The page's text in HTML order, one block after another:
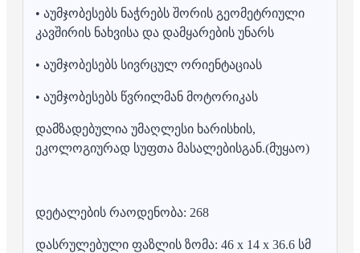
• აუმჯობესებს ნაჭრებს შორის გეომეტრიული
კავშირის ნახვისა და დამყარების უნარს
• აუმჯობესებს სივრცულ ორიენტაციას
• აუმჯობესებს წვრილმან მოტორიკას
დამზადებულია უმაღლესი ხარისხის,
ეკოლოგიურად სუფთა მასალებისგან.(მუყაო)
დეტალების რაოდენობა: 268
დასრულებული ფაზლის ზომა: 46 x 14 x 36.6 სმ